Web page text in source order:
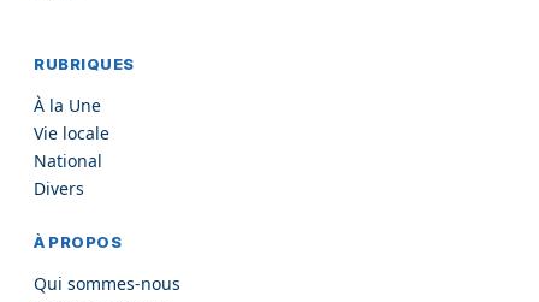
RUBRIQUES
À la Une
Vie locale
National
Divers
À PROPOS
Qui sommes-nous